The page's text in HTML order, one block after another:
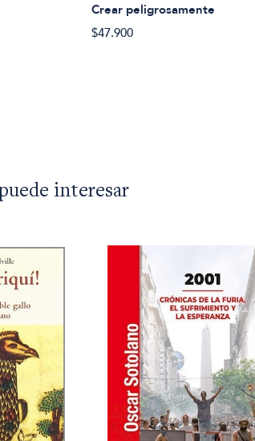
Crear peligrosamente
$47.900
interesar